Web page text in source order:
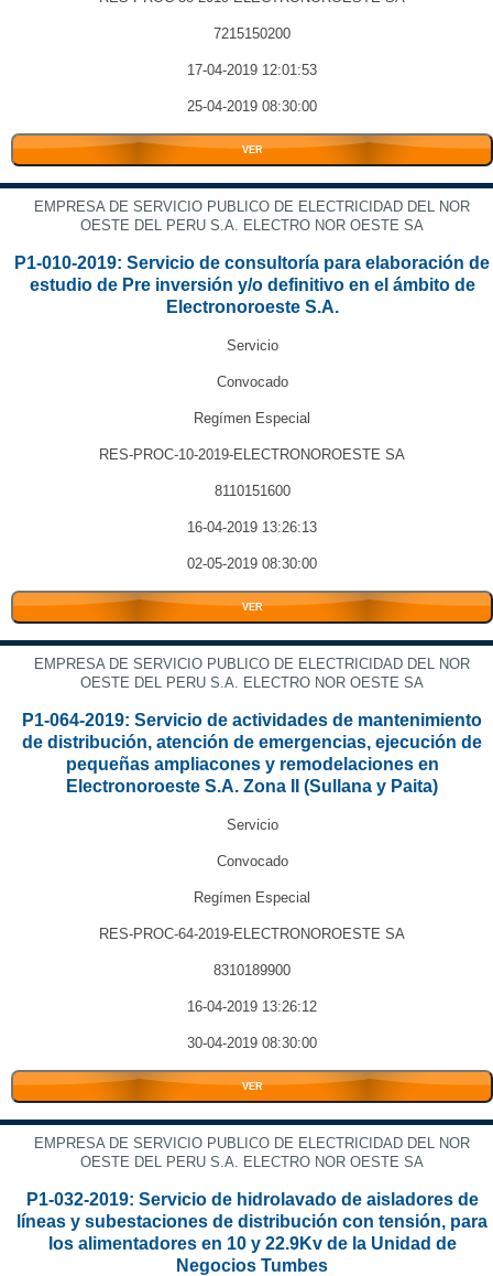
7215150200
17-04-2019 12:01:53
25-04-2019 08:30:00
VER
EMPRESA DE SERVICIO PUBLICO DE ELECTRICIDAD DEL NOR
OESTE DEL PERU S.A. ELECTRO NOR OESTE SA
P1-010-2019: Servicio de consultoría para elaboración de
estudio de Pre inversión y/o definitivo en el ámbito de
Electronoroeste S.A.
Servicio
Convocado
Regímen Especial
RES-PROC-10-2019-ELECTRONOROESTE SA
8110151600
16-04-2019 13:26:13
02-05-2019 08:30:00
VER
EMPRESA DE SERVICIO PUBLICO DE ELECTRICIDAD DEL NOR
OESTE DEL PERU S.A. ELECTRO NOR OESTE SA
P1-064-2019: Servicio de actividades de mantenimiento
de distribución, atención de emergencias, ejecución de
pequeñas ampliacones y remodelaciones en
Electronoroeste S.A. Zona II (Sullana y Paita)
Servicio
Convocado
Regímen Especial
RES-PROC-64-2019-ELECTRONOROESTE SA
8310189900
16-04-2019 13:26:12
30-04-2019 08:30:00
VER
EMPRESA DE SERVICIO PUBLICO DE ELECTRICIDAD DEL NOR
OESTE DEL PERU S.A. ELECTRO NOR OESTE SA
P1-032-2019: Servicio de hidrolavado de aisladores de
líneas y subestaciones de distribución con tensión, para
los alimentadores en 10 y 22.9Kv de la Unidad de
Negocios Tumbes